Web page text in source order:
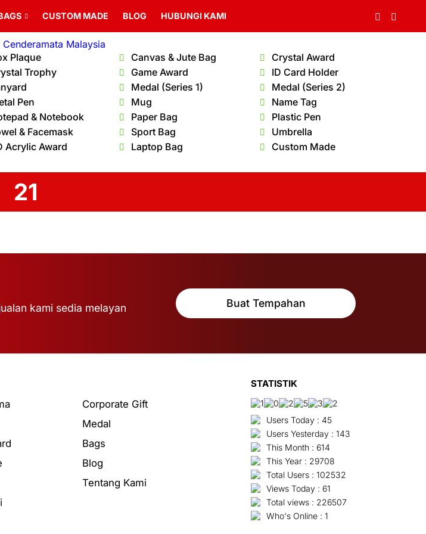
CUSTOM MADE BLOG HUBUNGI KAMI
Plaque Canvas & Jute Bag
Crystal Award
Trophy Game Award
ID Card Holder
Medal (Series 1)
Medal (Series 2)
Pen Mug
Name Tag
& Notebook Paper Bag
Plastic Pen
& Facemask Sport Bag
Umbrella
Acrylic Award Laptop Bag Custom Made
21
kami sedia melayan
Buat Tempahan
Corporate Gift
Medal
Bags
Blog
Tentang Kami
STATISTIK
Users Today : 45
Users Yesterday : 143
This Month : 614
This Year : 29708
Total Users : 102532
Views Today : 61
Total views : 226507
Who's Online : 1